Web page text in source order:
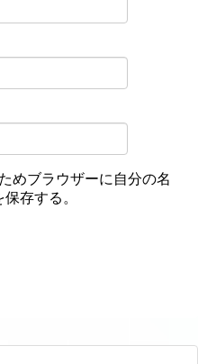
めブラウザーに自分の名
存する。